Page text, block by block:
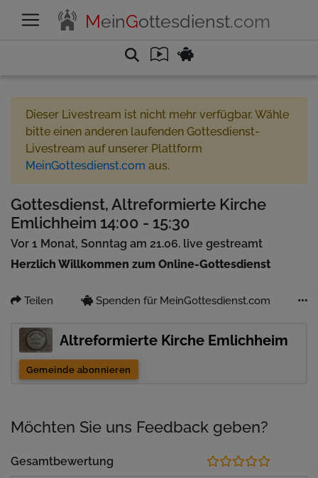
MeinGottesdienst.com
Dieser Livestream ist nicht mehr verfügbar. Wähle
bitte einen anderen laufenden Gottesdienst-
Livestream auf unserer Plattform
MeinGottesdienst.com aus.
Gottesdienst, Altreformierte Kirche
Emlichheim 14:00 - 15:30
Vor 1 Monat, Sonntag am 21.06. live gestreamt
Herzlich Willkommen zum Online-Gottesdienst
Teilen Spenden für MeinGottesdienst.com
Altreformierte Kirche Emlichheim
Gemeinde abonnieren
Möchten Sie uns Feedback geben?
Gesamtbewertung